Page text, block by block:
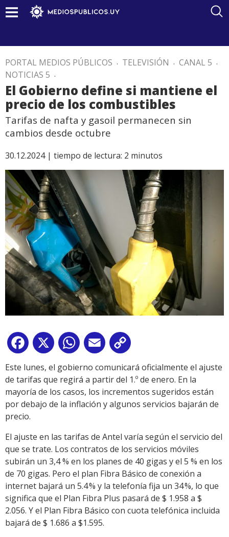
PORTAL MEDIOS PÚBLICOS . TELEVISIÓN . CANAL 5 .
NOTICIAS 5 .
El Gobierno define si mantiene el
precio de los combustibles
Tarifas de nafta y gasoil permanecen sin
cambios desde octubre
30.12.2024 | tiempo de lectura: 2 minutos
Facebook
X WhatsApp
Email
Link
Este lunes, el gobierno comunicará oficialmente el ajuste
de tarifas que regirá a partir del 1.º de enero. En la
mayoría de los casos, los incrementos sugeridos están
por debajo de la inflación y algunos servicios bajarán de
precio.
El ajuste en las tarifas de Antel varía según el servicio del
que se trate. Los contratos de los servicios móviles
subirán un 3,4 % en los planes de 40 gigas y el 5 % en los
de 70 gigas. Pero el plan Fibra Básico de conexión a
internet bajará un 5.4 % y la telefonía fija un 34 %, lo que
significa que el Plan Fibra Plus pasará de $ 1.958 a $
2.056. Y el Plan Fibra Básico con cuota telefónica incluida
bajará de $ 1.686 a $1.595.